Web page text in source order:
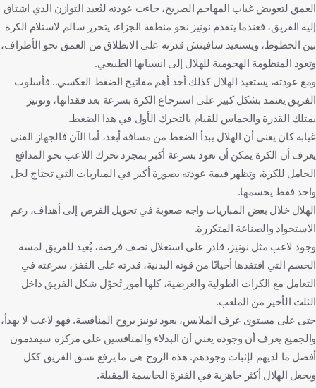
العمق لتعويض غياب المهاجم الصريح، جاءت عودته لتُعيد التوازن الذي اشتاق
إليه الفريق، فعندما يتقدم نونيز نحو منطقة الجزاء، يتحرر سالم لاستلام الكرة
بين الخطوط، ويستعيد سافيتش قدرته على الانطلاق من العمق نحو الأطراف،
وتعود المنظومة الهجومية للهلال إلى انسيابها الطبيعي.
ومع عودته، يستعيد الهلال كذلك أحد أهم مفاتيح الضغط العكسي.. فأسلوب
الفريق يعتمد بشكل كبير على استرجاع الكرة بسرعة بعد فقدانها، ونونيز
يمتلك القدرة والحماس للقيام بالتحرك الأول في هذا الضغط.
غيابه كان يعني أن الهلال يبدأ الضغط من مسافة أبعد، أما الآن فالجهاز الفني
يعرف أن الكرة يمكن أن تعود بسرعة أكبر بمجرد تحرك اللاعب نحو المدافع
الحامل للكرة، وتظهر قيمة عودته بصورة أكبر في المباريات التي تحتاج لحل
واحد فقط يحسمها.
الهلال خلال بعض المباريات واجه صعوبة في تحويل الفرص إلى أهداف، رغم
الاستحواذ والصناعة المتكررة.
وجود لاعب مثل نونيز، قادر على استغلال نصف فرصة، يُعيد للفريق لمسة
الحسم التي افتقدها أحيانًا من قوته البدنية، قدرته على القفز، سرعته في
التعامل مع الكرات الطولية والعرضية، كلها أمور تُحوّل شكل الفريق داخل
الثلث الأخير من الملعب.
حتى على مستوى غرف الملابس، يعود نونيز بروح المنافسة. فهو لاعب لا يهدأ،
والجميع يعرف أن وجوده يعني أن البدلاء والمنافسين على مركزه سيقدمون
أفضل ما لديهم لإثبات وجودهم. هذه الروح هي ما يرفع نسق الفريق ككل
ويجعل الهلال أكثر جاهزية في الفترة الحاسمة المقبلة.